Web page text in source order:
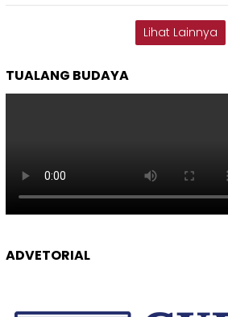
Lihat Lainnya
TUALANG BUDAYA
ADVETORIAL